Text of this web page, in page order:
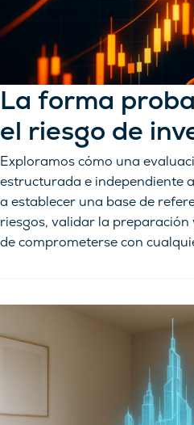
La forma
el riesgo de
Exploramos cómo una
estructurada e independiente
a establecer una base de
riesgos, validar la
de comprometerse con